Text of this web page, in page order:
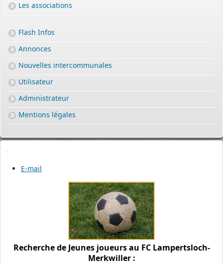
Les associations
Flash Infos
Annonces
Nouvelles intercommunales
Utilisateur
Administrateur
Mentions légales
E-mail
Recherche de Jeunes joueurs au FC Lampertsloch-
Merkwiller :